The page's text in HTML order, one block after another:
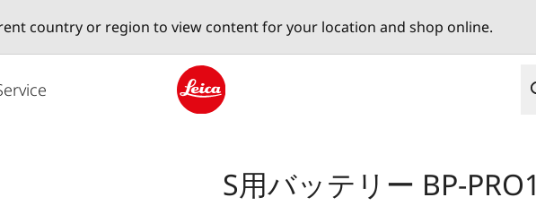
country or region to view content for your location and shop online.
S用バッテリー BP-PRO1